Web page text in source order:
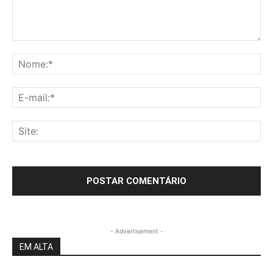
- Advertisement -
EM ALTA